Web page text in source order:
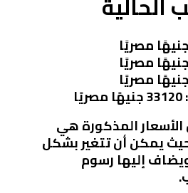
: 33120 جنيهًا مصريًا
الأسعار المذكورة هي
يمكن أن تتغير بشكل
إليها رسوم